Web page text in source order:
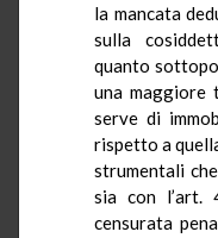
la mancata
sulla
quanto
una maggiore
serve di
rispetto a
strumentali
sia con l’art.
censurata